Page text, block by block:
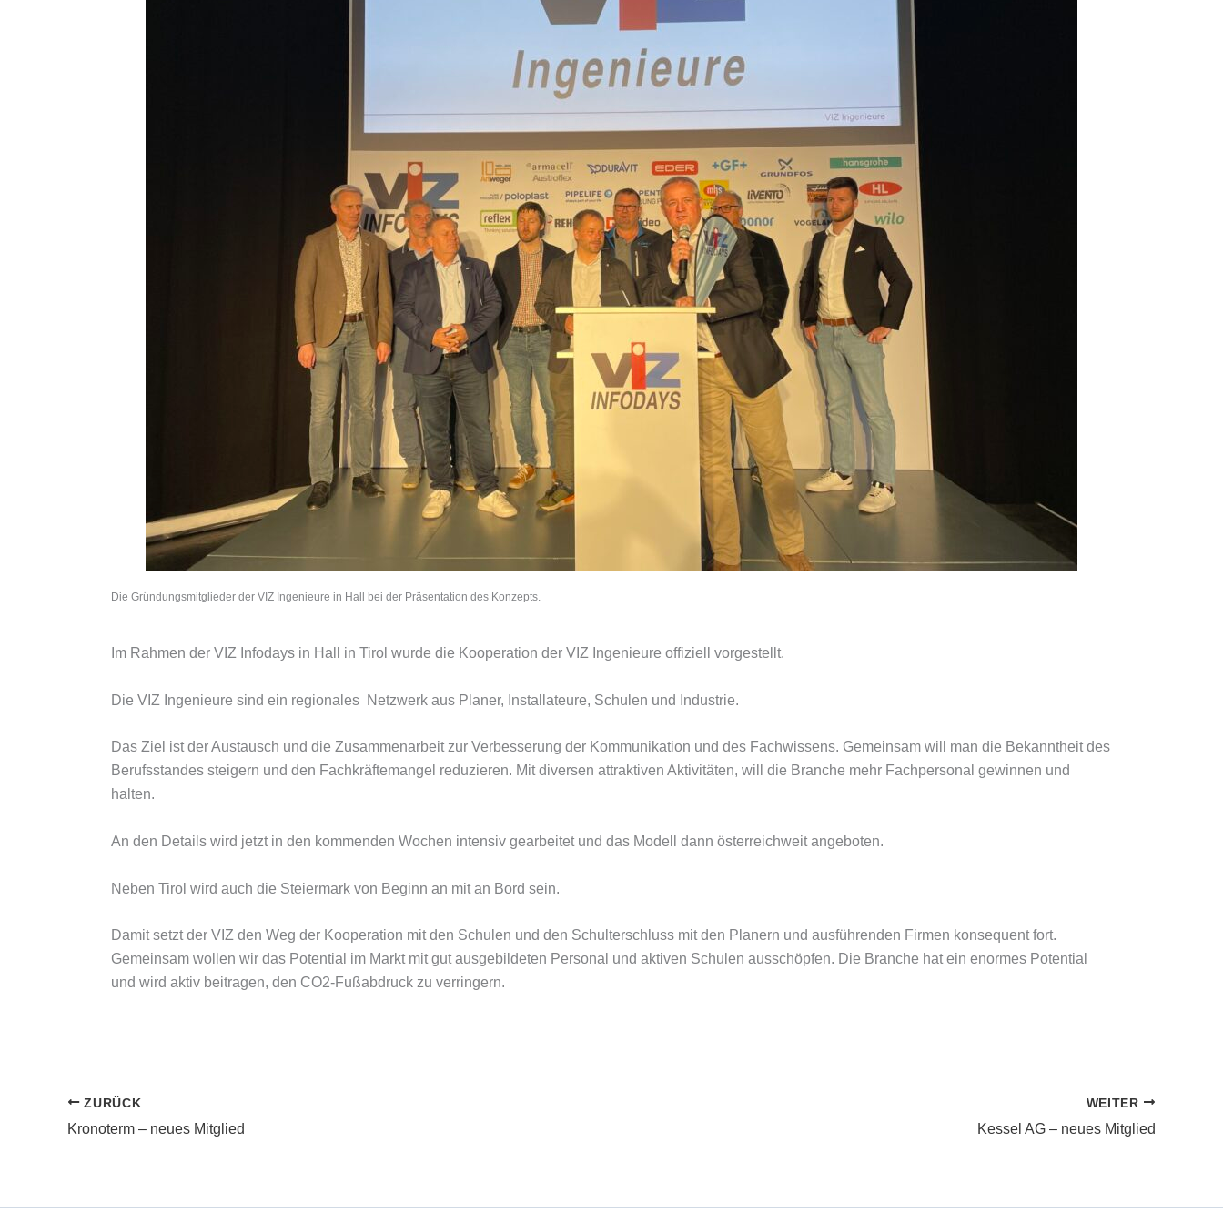
Die Gründungsmitglieder der VIZ Ingenieure in Hall bei der Präsentation des Konzepts.
Im Rahmen der VIZ Infodays in Hall in Tirol wurde die Kooperation der VIZ Ingenieure offiziell vorgestellt.
Die VIZ Ingenieure sind ein regionales Netzwerk aus Planer, Installateure, Schulen und Industrie.
Das Ziel ist der Austausch und die Zusammenarbeit zur Verbesserung der Kommunikation und des Fachwissens. Gemeinsam will man die Bekanntheit des
Berufsstandes steigern und den Fachkräftemangel reduzieren. Mit diversen attraktiven Aktivitäten, will die Branche mehr Fachpersonal gewinnen und
halten.
An den Details wird jetzt in den kommenden Wochen intensiv gearbeitet und das Modell dann österreichweit angeboten.
Neben Tirol wird auch die Steiermark von Beginn an mit an Bord sein.
Damit setzt der VIZ den Weg der Kooperation mit den Schulen und den Schulterschluss mit den Planern und ausführenden Firmen konsequent fort.
Gemeinsam wollen wir das Potential im Markt mit gut ausgebildeten Personal und aktiven Schulen ausschöpfen. Die Branche hat ein enormes Potential
und wird aktiv beitragen, den CO2-Fußabdruck zu verringern.
ZURÜCK
Kronoterm – neues Mitglied
WEITER
Kessel AG – neues Mitglied